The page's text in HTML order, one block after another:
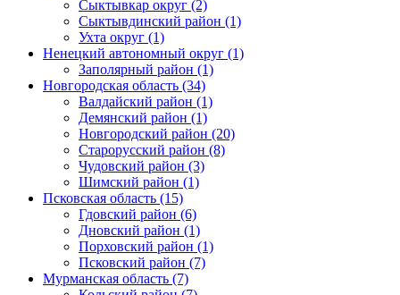
Сыктывкар округ (2)
Сыктывдинский район (1)
Ухта округ (1)
Ненецкий автономный округ (1)
Заполярный район (1)
Новгородская область (34)
Валдайский район (1)
Демянский район (1)
Новгородский район (20)
Старорусский район (8)
Чудовский район (3)
Шимский район (1)
Псковская область (15)
Гдовский район (6)
Дновский район (1)
Порховский район (1)
Псковский район (7)
Мурманская область (7)